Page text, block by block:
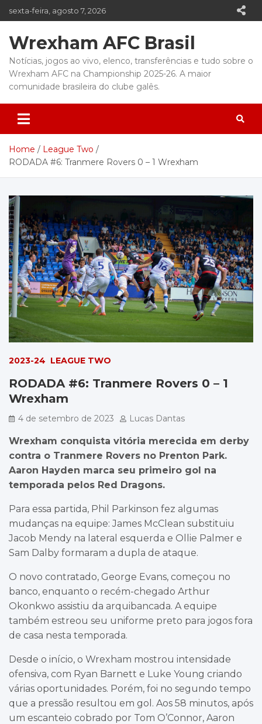
to
sexta-feira, agosto 7, 2026
Wrexham AFC Brasil
Notícias, jogos ao vivo, elenco, transferências e tudo sobre o
Wrexham AFC na Championship 2025-26. A maior
comunidade brasileira do clube galês.
Home
League Two
RODADA #6: Tranmere Rovers 0 – 1 Wrexham
2023-24 LEAGUE TWO
RODADA #6: Tranmere Rovers 0 – 1
Wrexham
4 de setembro de 2023 Lucas Dantas
Wrexham conquista vitória merecida em derby
contra o Tranmere Rovers no Prenton Park.
Aaron Hayden marca seu primeiro gol na
temporada pelos Red Dragons.
Para essa partida, Phil Parkinson fez algumas
mudanças na equipe: James McClean substituiu
Jacob Mendy na lateral esquerda e Ollie Palmer e
Sam Dalby formaram a dupla de ataque.
O novo contratado, George Evans, começou no
banco, enquanto o recém-chegado Arthur
Okonkwo assistiu da arquibancada. A equipe
também estreou seu uniforme preto para jogos fora
de casa nesta temporada.
Desde o início, o Wrexham mostrou intensidade
ofensiva, com Ryan Barnett e Luke Young criando
várias oportunidades. Porém, foi no segundo tempo
que a pressão resultou em gol. Aos 58 minutos, após
um escanteio cobrado por Tom O’Connor, Aaron